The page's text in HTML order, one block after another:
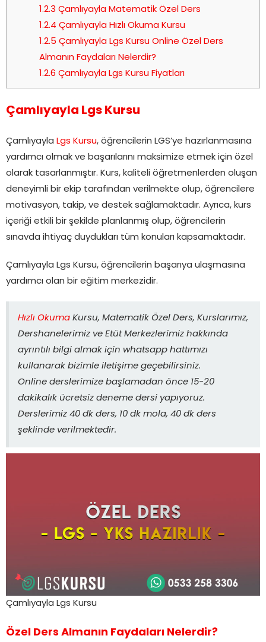
1.2.3 Çamlıyayla Matematik Özel Ders
1.2.4 Çamlıyayla Hızlı Okuma Kursu
1.2.5 Çamlıyayla Lgs Kursu Online Özel Ders
Almanın Faydaları Nelerdir?
1.2.6 Çamlıyayla Lgs Kursu Fiyatları
Çamlıyayla Lgs Kursu
Çamlıyayla Lgs Kursu, öğrencilerin LGS’ye hazırlanmasına
yardımcı olmak ve başarılarını maksimize etmek için özel
olarak tasarlanmıştır. Kurs, kaliteli öğretmenlerden oluşan
deneyimli bir ekip tarafından verilmekte olup, öğrencilere
motivasyon, takip, ve destek sağlamaktadır. Ayrıca, kurs
içeriği etkili bir şekilde planlanmış olup, öğrencilerin
sınavda ihtiyaç duydukları tüm konuları kapsamaktadır.
Çamlıyayla Lgs Kursu, öğrencilerin başarıya ulaşmasına
yardımcı olan bir eğitim merkezidir.
Hızlı Okuma Kursu, Matematik Özel Ders, Kurslarımız,
Dershanelerimiz ve Etüt Merkezlerimiz hakkında
ayrıntılı bilgi almak için whatsapp hattımızı
kullanarak bizimle iletişime geçebilirsiniz.
Online derslerimize başlamadan önce 15-20
dakikalık ücretsiz deneme dersi yapıyoruz.
Derslerimiz 40 dk ders, 10 dk mola, 40 dk ders
şeklinde verilmektedir.
Çamlıyayla Lgs Kursu
Özel Ders Almanın Faydaları Nelerdir?